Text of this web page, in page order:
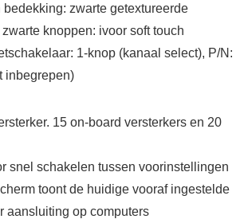
bedekking: zwarte getextureerde
knoppen: ivoor soft touch
1-knop (kanaal select), P/N:
inbegrepen)
15 on-board versterkers en 20
snel schakelen tussen voorinstellingen
toont de huidige vooraf ingestelde
aansluiting op computers